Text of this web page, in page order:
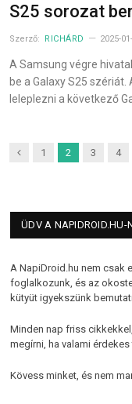
S25 sorozat
Szerző: RICHÁRD 2025-
A Samsung végre
be a Galaxy S25
leleplezni a következő
Previous
1 2 3 4
ÜDV A NAPIDROID.HU-
A NapiDroid.hu nem csak
foglalkozunk, és az
kütyüt igyekszünk
Minden nap friss
megírni, ha valami
Kövess minket, és nem